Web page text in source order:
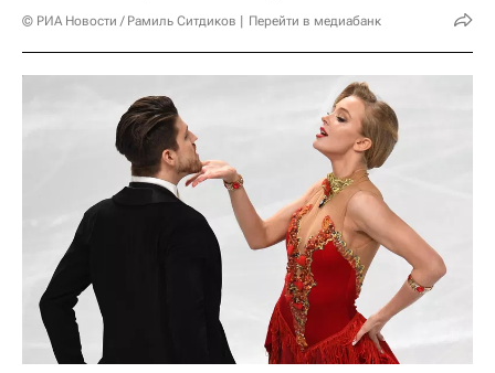
© РИА Новости / Рамиль Ситдиков Перейти в медиабанк